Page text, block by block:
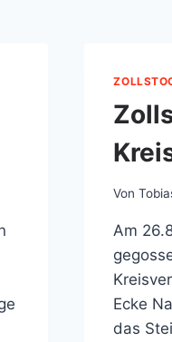
Von
Am
Ecke
das